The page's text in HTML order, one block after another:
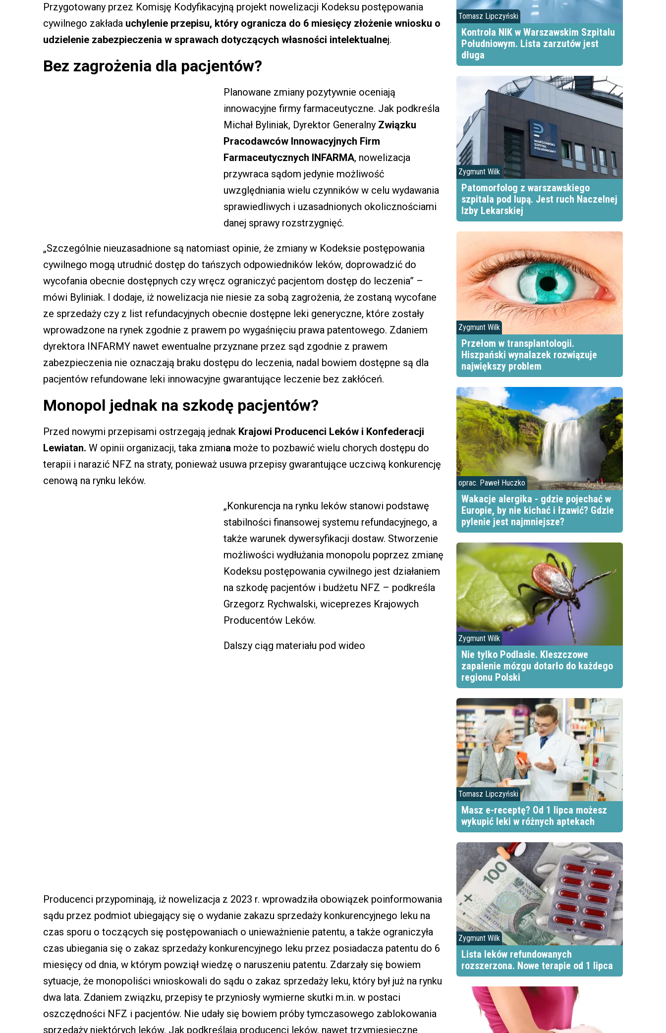
Przygotowany przez Komisję Kodyfikacyjną projekt nowelizacji Kodeksu postępowania
cywilnego zakłada uchylenie przepisu, który ogranicza do 6 miesięcy złożenie wniosku o
udzielenie zabezpieczenia w sprawach dotyczących własności intelektualnej.
Bez zagrożenia dla pacjentów?
Planowane zmiany pozytywnie oceniają
innowacyjne firmy farmaceutyczne. Jak podkreśla
Michał Byliniak, Dyrektor Generalny Związku
Pracodawców Innowacyjnych Firm
Farmaceutycznych INFARMA, nowelizacja
przywraca sądom jedynie możliwość
uwzględniania wielu czynników w celu wydawania
sprawiedliwych i uzasadnionych okolicznościami
danej sprawy rozstrzygnięć.
„Szczególnie nieuzasadnione są natomiast opinie, że zmiany w Kodeksie postępowania
cywilnego mogą utrudnić dostęp do tańszych odpowiedników leków, doprowadzić do
wycofania obecnie dostępnych czy wręcz ograniczyć pacjentom dostęp do leczenia” –
mówi Byliniak. I dodaje, iż nowelizacja nie niesie za sobą zagrożenia, że zostaną wycofane
ze sprzedaży czy z list refundacyjnych obecnie dostępne leki generyczne, które zostały
wprowadzone na rynek zgodnie z prawem po wygaśnięciu prawa patentowego. Zdaniem
dyrektora INFARMY nawet ewentualne przyznane przez sąd zgodnie z prawem
zabezpieczenia nie oznaczają braku dostępu do leczenia, nadal bowiem dostępne są dla
pacjentów refundowane leki innowacyjne gwarantujące leczenie bez zakłóceń.
Monopol jednak na szkodę pacjentów?
Przed nowymi przepisami ostrzegają jednak Krajowi Producenci Leków i Konfederacji
Lewiatan. W opinii organizacji, taka zmiana może to pozbawić wielu chorych dostępu do
terapii i narazić NFZ na straty, ponieważ usuwa przepisy gwarantujące uczciwą konkurencję
cenową na rynku leków.
„Konkurencja na rynku leków stanowi podstawę
stabilności finansowej systemu refundacyjnego, a
także warunek dywersyfikacji dostaw. Stworzenie
możliwości wydłużania monopolu poprzez zmianę
Kodeksu postępowania cywilnego jest działaniem
na szkodę pacjentów i budżetu NFZ – podkreśla
Grzegorz Rychwalski, wiceprezes Krajowych
Producentów Leków.
Dalszy ciąg materiału pod wideo
Producenci przypominają, iż nowelizacja z 2023 r. wprowadziła obowiązek poinformowania
sądu przez podmiot ubiegający się o wydanie zakazu sprzedaży konkurencyjnego leku na
czas sporu o toczących się postępowaniach o unieważnienie patentu, a także ograniczyła
czas ubiegania się o zakaz sprzedaży konkurencyjnego leku przez posiadacza patentu do 6
miesięcy od dnia, w którym powziął wiedzę o naruszeniu patentu. Zdarzały się bowiem
sytuacje, że monopoliści wnioskowali do sądu o zakaz sprzedaży leku, który był już na rynku
dwa lata. Zdaniem związku, przepisy te przyniosły wymierne skutki m.in. w postaci
oszczędności NFZ i pacjentów. Nie udały się bowiem próby tymczasowego zablokowania
sprzedaży niektórych leków. Jak podkreślają producenci leków, nawet trzymiesięczne
Tomasz Lipczyński
Kontrola NIK w Warszawskim Szpitalu
Południowym. Lista zarzutów jest
długa
Zygmunt Wilk
Patomorfolog z warszawskiego
szpitala pod lupą. Jest ruch Naczelnej
Izby Lekarskiej
Zygmunt Wilk
Przełom w transplantologii.
Hiszpański wynalazek rozwiązuje
największy problem
oprac. Paweł Huczko
Wakacje alergika - gdzie pojechać w
Europie, by nie kichać i łzawić? Gdzie
pylenie jest najmniejsze?
Zygmunt Wilk
Nie tylko Podlasie. Kleszczowe
zapalenie mózgu dotarło do każdego
regionu Polski
Tomasz Lipczyński
Masz e-receptę? Od 1 lipca możesz
wykupić leki w różnych aptekach
Zygmunt Wilk
Lista leków refundowanych
rozszerzona. Nowe terapie od 1 lipca